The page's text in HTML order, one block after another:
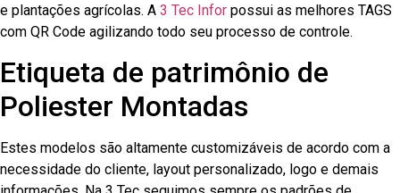
e plantações agrícolas. A 3 Tec Infor possui as melhores TAGS
com QR Code agilizando todo seu processo de controle.
Etiqueta de patrimônio de
Poliester Montadas
Estes modelos são altamente customizáveis de acordo com a
necessidade do cliente, layout personalizado, logo e demais